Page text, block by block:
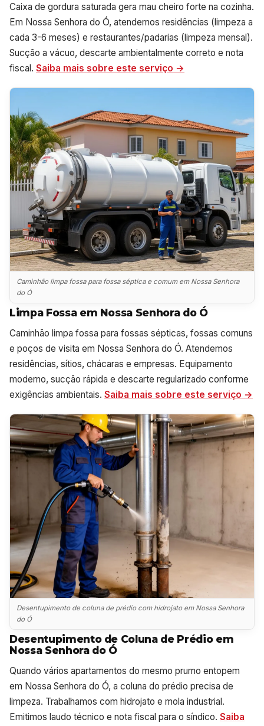
Caixa de gordura saturada gera mau cheiro forte na cozinha.
Em Nossa Senhora do Ó, atendemos residências (limpeza a
cada 3-6 meses) e restaurantes/padarias (limpeza mensal).
Sucção a vácuo, descarte ambientalmente correto e nota
fiscal. Saiba mais sobre este serviço →
Caminhão limpa fossa para fossa séptica e comum em Nossa Senhora
do Ó
Limpa Fossa em Nossa Senhora do Ó
Caminhão limpa fossa para fossas sépticas, fossas comuns
e poços de visita em Nossa Senhora do Ó. Atendemos
residências, sítios, chácaras e empresas. Equipamento
moderno, sucção rápida e descarte regularizado conforme
exigências ambientais. Saiba mais sobre este serviço →
Desentupimento de coluna de prédio com hidrojato em Nossa Senhora
do Ó
Desentupimento de Coluna de Prédio em
Nossa Senhora do Ó
Quando vários apartamentos do mesmo prumo entopem
em Nossa Senhora do Ó, a coluna do prédio precisa de
limpeza. Trabalhamos com hidrojato e mola industrial.
Emitimos laudo técnico e nota fiscal para o síndico. Saiba